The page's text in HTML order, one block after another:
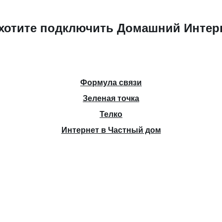
подключить Домашний
Формула связи
Зеленая точка
Телко
Интернет в Частный дом